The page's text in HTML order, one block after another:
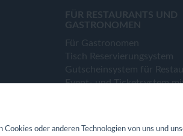
FÜR RESTAURANTS UND
GASTRONOMEN
Für Gastronomen
Tisch Reservierungsystem
Gutscheinsystem für
Event- und Ticketsystem
oder anderen Technologien von uns und